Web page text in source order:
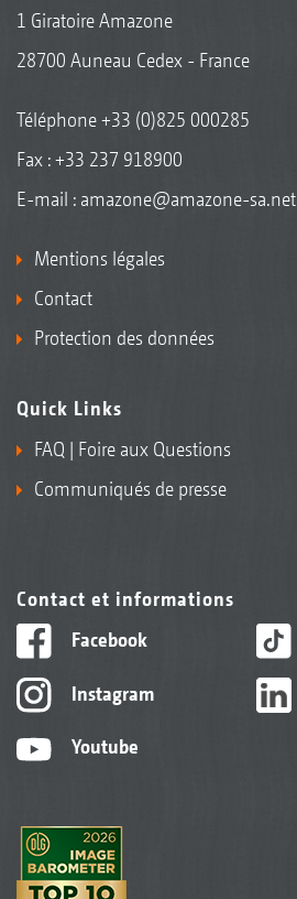
1 Giratoire Amazone
28700 Auneau Cedex - France
Téléphone+33 (0)825 000285
Fax : +33 237 918900
E-mail : amazone@amazone-sa.net
Mentions légales
Contact
Protection des données
Quick Links
FAQ | Foire aux Questions
Communiqués de presse
Contact et informations
Facebook
Instagram
Youtube